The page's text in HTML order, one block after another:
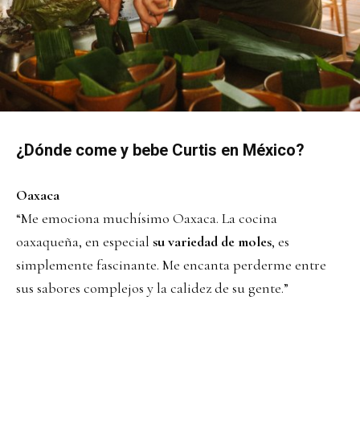
¿Dónde come y bebe Curtis en México?
Oaxaca
“Me emociona muchísimo Oaxaca. La cocina
oaxaqueña, en especial su variedad de moles, es
simplemente fascinante. Me encanta perderme entre
sus sabores complejos y la calidez de su gente.”